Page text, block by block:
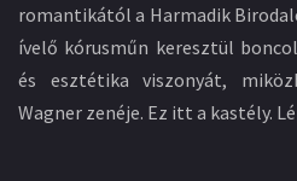
romantikától a Harmadik
ívelő kórusműn keresztül
és esztétika viszonyát,
Wagner zenéje. Ez itt a kastély.